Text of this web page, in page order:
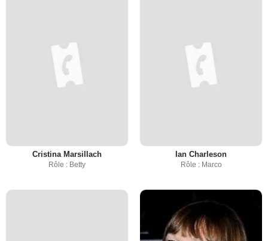
Cristina Marsillach
Rôle : Betty
Ian Charleson
Rôle : Marco